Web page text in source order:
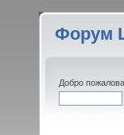
Форум
Добро